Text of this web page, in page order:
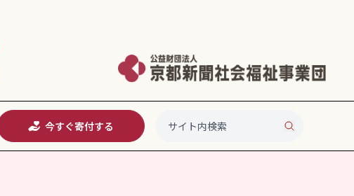
今すぐ寄付する